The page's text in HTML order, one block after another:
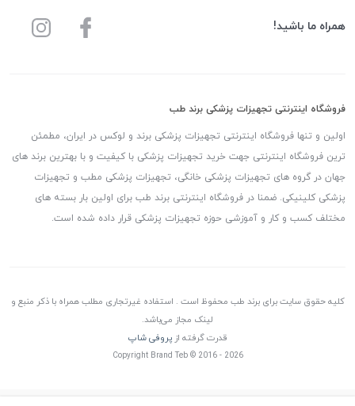
همراه ما باشید!
فروشگاه اینترنتی تجهیزات پزشکی برند طب
اولین و تنها فروشگاه اینترنتی تجهیزات پزشکی برند و لوکس در ایران، مطمئن
ترین فروشگاه اینترنتی جهت خرید تجهیزات پزشکی با کیفیت و با بهترین برند های
جهان در گروه های تجهیزات پزشکی خانگی، تجهیزات پزشکی مطب و تجهیزات
پزشکی کلینیکی. ضمنا در فروشگاه اینترنتی برند طب برای اولین بار بسته های
مختلف کسب و کار و آموزشی حوزه تجهیزات پزشکی قرار داده شده است.
کلیه حقوق سایت برای برند طب محفوظ است . استفاده غیرتجاری مطلب همراه با ذکر منبع و
لینک مجاز می‌باشد.
قدرت گرفته ازپروفی شاپ
Copyright Brand Teb © 2016 - 2026